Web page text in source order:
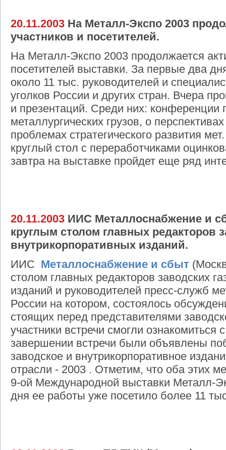
20.11.2003 На Металл-Экспо 2003
участников и посетителей.
На Металл-Экспо 2003 продолжается
посетителей выставки. За первые два
около 11 тыс. руководителей и
уголков России и других стран. Вчера
и презентаций. Среди них: конференции
металлургических грузов, о
проблемах стратегического развития
круглый стол с переработчиками
завтра на выставке пройдет еще ряд
20.11.2003 ИИС Металлоснабжение и
круглым столом главных редакторов
внутрикорпоративных изданий.
ИИС Металлоснабжение и сбыт
столом главных редакторов заводских
изданий и руководителей пресс-служб
России на котором, состоялось
стоящих перед представителями
участники встречи смогли ознакомиться
завершении встречи были объявлены
заводское и внутрикорпоративное
отрасли - 2003 . Отметим, что оба этих
9-ой Международной выставки Металл-
дня ее работы уже посетило более 11